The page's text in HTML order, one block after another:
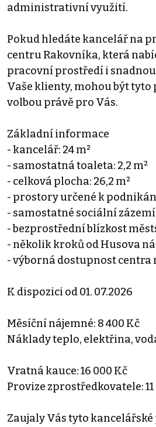
administrativní využití.
Pokud hledáte kancelář na
centru Rakovníka, která
pracovní prostředí i
Vaše klienty, mohou být
volbou právě pro Vás.
Základní informace
- kancelář: 24 m²
- samostatná toaleta: 2,2 m²
- celková plocha: 26,2 m²
- prostory určené k
- samostatné sociální zázemí
- bezprostřední blízkost
- několik kroků od Husova
- výborná dostupnost centra
K dispozici od 01. 07.2026
Měsíční nájemné: 8 400 Kč
Náklady teplo, elektřina,
Vratná kauce: 16 000 Kč
Provize zprostředkovatele: 11
Zaujaly Vás tyto